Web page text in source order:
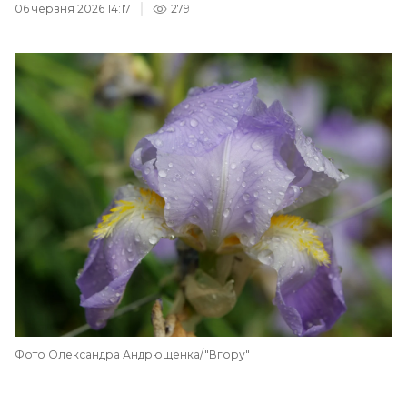
06 червня 2026 14:17
279
Фото Олександра Андрющенка/"Вгору"